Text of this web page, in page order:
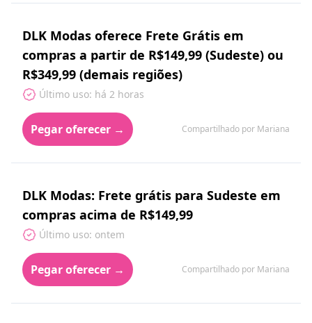
DLK Modas oferece Frete Grátis em
compras a partir de R$149,99 (Sudeste) ou
R$349,99 (demais regiões)
Último uso: há 2 horas
Pegar oferecer → Compartilhado por Mariana
DLK Modas: Frete grátis para Sudeste em
compras acima de R$149,99
Último uso: ontem
Pegar oferecer → Compartilhado por Mariana